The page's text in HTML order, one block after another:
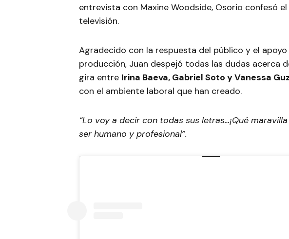
entrevista con Maxine Woodside, Osorio confesó
televisión.
Agradecido con la respuesta del público y el
producción, Juan despejó todas las dudas acerca
gira entre Irina Baeva, Gabriel Soto y Vanessa
con el ambiente laboral que han creado.
“Lo voy a decir con todas sus letras…¡Qué
ser humano y profesional”.